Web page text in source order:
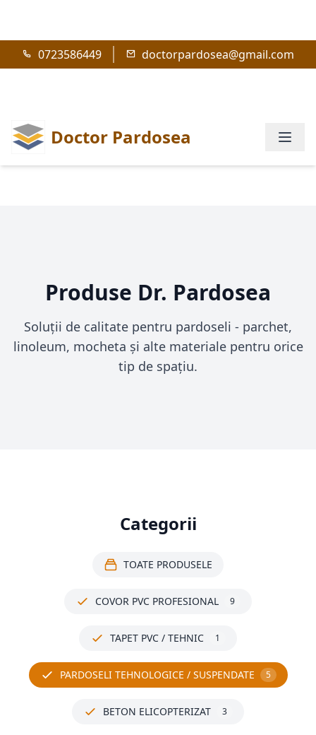
0723586449 doctorpardosea@gmail.com
Doctor Pardosea
Produse Dr. Pardosea
Soluții de calitate pentru pardoseli - parchet,
linoleum, mocheta și alte materiale pentru orice
tip de spațiu.
Categorii
TOATE PRODUSELE
COVOR PVC PROFESIONAL 9
TAPET PVC / TEHNIC 1
PARDOSELI TEHNOLOGICE / SUSPENDATE 5
BETON ELICOPTERIZAT 3